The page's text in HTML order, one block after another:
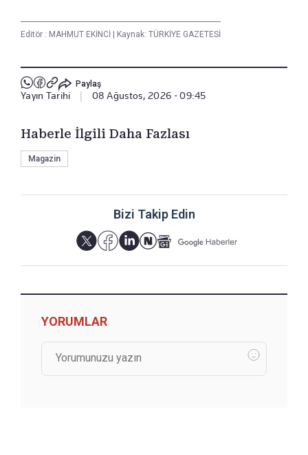
Editör : MAHMUT EKİNCİ Kaynak: TÜRKİYE GAZETESİ
Paylaş
Yayın Tarihi 08 Ağustos, 2026 - 09:45
Haberle İlgili Daha Fazlası
Magazin
Bizi Takip Edin
YORUMLAR